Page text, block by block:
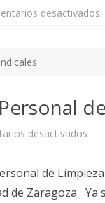
PUBLICACIONES
MUJERES DE LA
desactivados
desactivados
de
UZ
de
de Zaragoza Ya